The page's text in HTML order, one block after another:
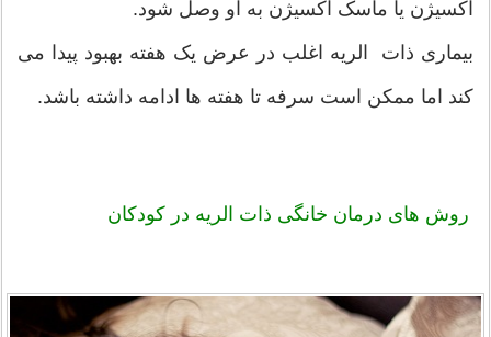
اکسیژن یا ماسک اکسیژن به او وصل شود.
بیماری ذات الریه اغلب در عرض یک هفته بهبود پیدا می
کند اما ممکن است سرفه تا هفته ها ادامه داشته باشد.
روش های درمان خانگی ذات الریه در کودکان